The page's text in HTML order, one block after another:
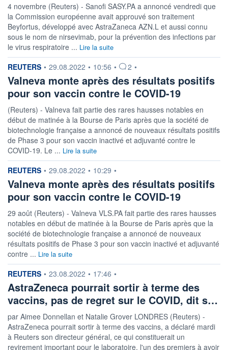
4 novembre (Reuters) - Sanofi SASY.PA a annoncé vendredi que
la Commission européenne avait approuvé son traitement
Beyfortus, développé avec AstraZaneca AZN.L et aussi connu
sous le nom de nirsevimab, pour la prévention des infections par
le virus respiratoire ... Lire la suite
information fournie par
REUTERS • 29.08.2022 • 10:56 • 2 •
Valneva monte après des résultats positifs
pour son vaccin contre le COVID-19
(Reuters) - Valneva fait partie des rares hausses notables en
début de matinée à la Bourse de Paris après que la société de
biotechnologie française a annoncé de nouveaux résultats positifs
de Phase 3 pour son vaccin inactivé et adjuvanté contre le
COVID-19. Le ... Lire la suite
information fournie par
REUTERS • 29.08.2022 • 10:29 •
Valneva monte après des résultats positifs
pour son vaccin contre le COVID-19
29 août (Reuters) - Valneva VLS.PA fait partie des rares hausses
notables en début de matinée à la Bourse de Paris après que la
société de biotechnologie française a annoncé de nouveaux
résultats positifs de Phase 3 pour son vaccin inactivé et adjuvanté
contre ... Lire la suite
information fournie par
REUTERS • 23.08.2022 • 17:46 •
AstraZeneca pourrait sortir à terme des
vaccins, pas de regret sur le COVID, dit s…
par Aimee Donnellan et Natalie Grover LONDRES (Reuters) -
AstraZeneca pourrait sortir à terme des vaccins, a déclaré mardi
à Reuters son directeur général, ce qui constituerait un
revirement important pour le laboratoire, l'un des premiers à avoir